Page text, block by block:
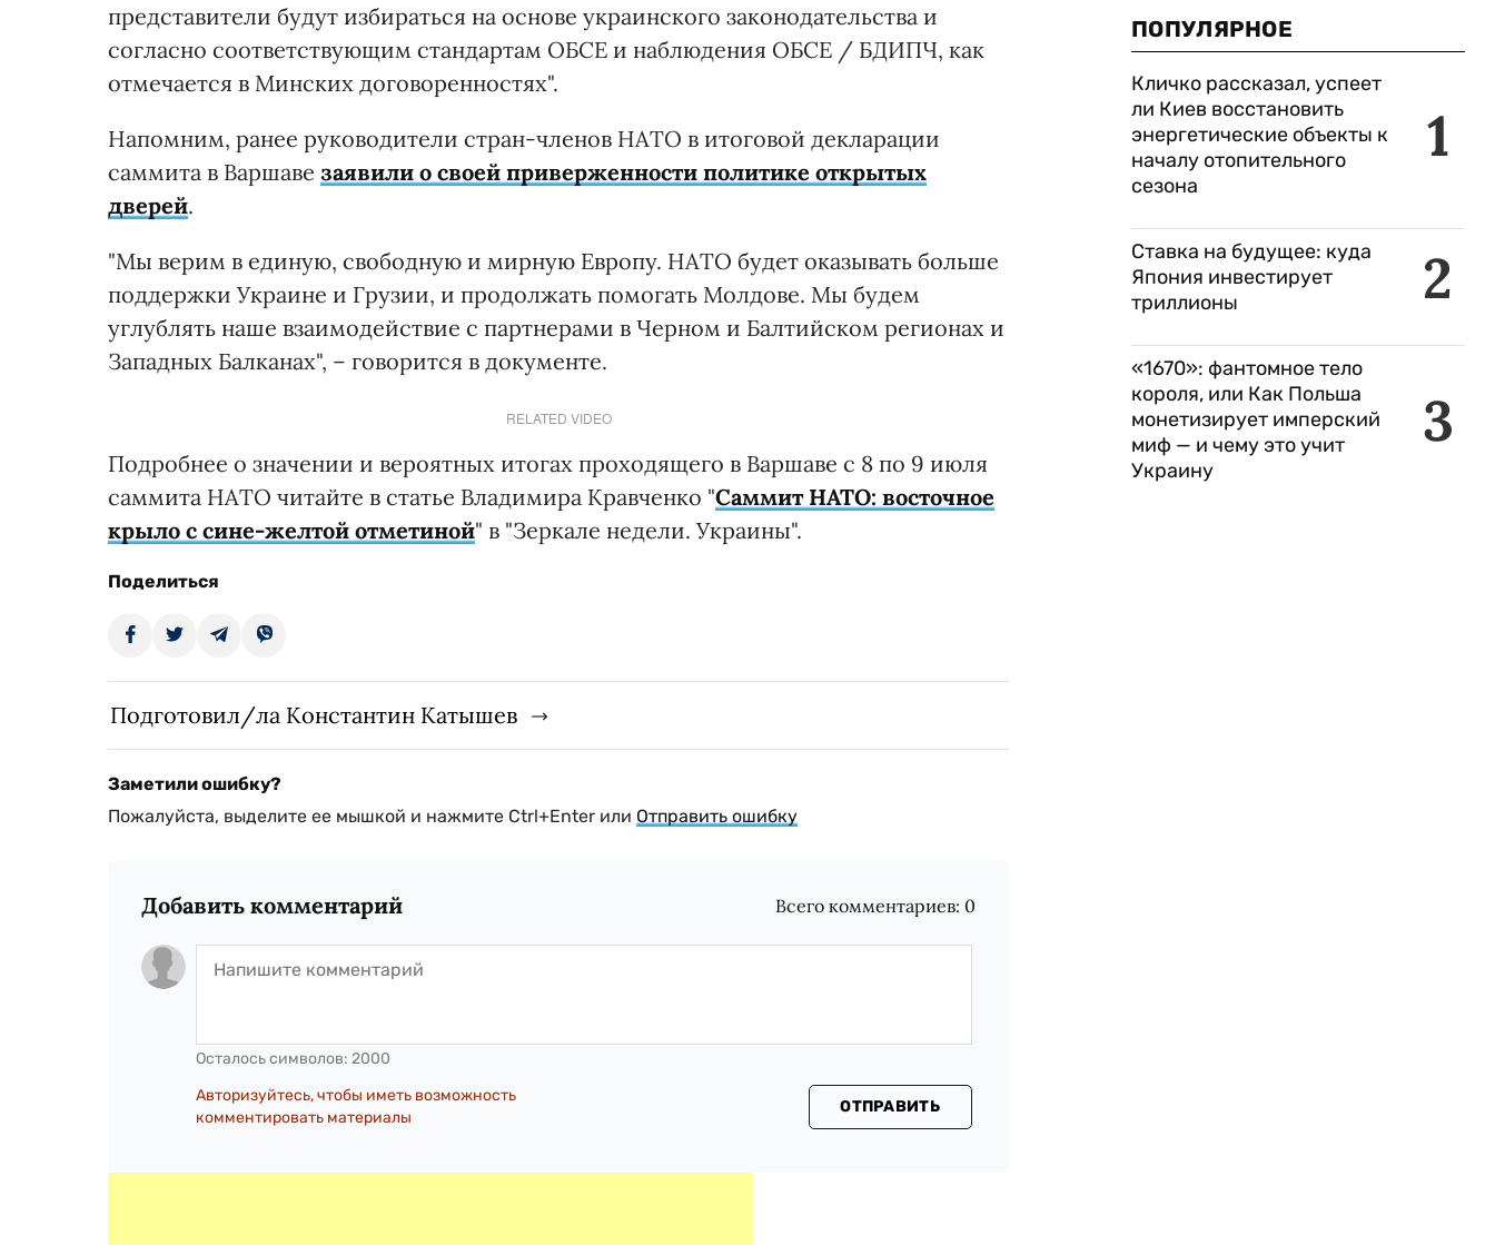
представители будут избираться на основе украинского законодательства и
согласно соответствующим стандартам ОБСЕ и наблюдения ОБСЕ / БДИПЧ, как
отмечается в Минских договоренностях".
Напомним, ранее руководители стран-членов НАТО в итоговой декларации
саммита в Варшаве заявили о своей приверженности политике открытых
дверей.
"Мы верим в единую, свободную и мирную Европу. НАТО будет оказывать больше
поддержки Украине и Грузии, и продолжать помогать Молдове. Мы будем
углублять наше взаимодействие с партнерами в Черном и Балтийском регионах и
Западных Балканах", – говорится в документе.
RELATED VIDEO
Подробнее о значении и вероятных итогах проходящего в Варшаве с 8 по 9 июля
саммита НАТО читайте в статье Владимира Кравченко "Саммит НАТО: восточное
крыло с сине-желтой отметиной" в "Зеркале недели. Украины".
Поделиться
Подготовил/ла Константин Катышев
Заметили ошибку?
Пожалуйста, выделите ее мышкой и нажмите Ctrl+Enter или Отправить ошибку
Добавить комментарий Всего комментариев: 0
Осталось символов: 2000
Авторизуйтесь, чтобы иметь возможность
комментировать материалы
ОТПРАВИТЬ
ПОПУЛЯРНОЕ
1
Кличко рассказал, успеет
ли Киев восстановить
энергетические объекты к
началу отопительного
сезона
2
Ставка на будущее: куда
Япония инвестирует
триллионы
3
«1670»: фантомное тело
короля, или Как Польша
монетизирует имперский
миф — и чему это учит
Украину